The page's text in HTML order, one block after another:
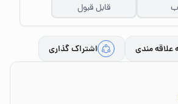
قابل قبول
علاقه مندی اشتراک گذاری